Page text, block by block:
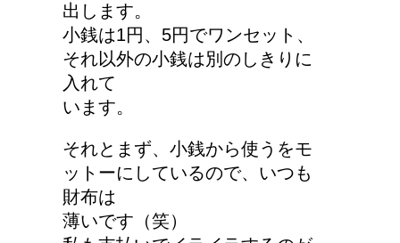
出します。
小銭は1円、5円でワンセット、
それ以外の小銭は別のしきりに
入れて
います。
それとまず、小銭から使うをモ
ットーにしているので、いつも
財布は
薄いです（笑）